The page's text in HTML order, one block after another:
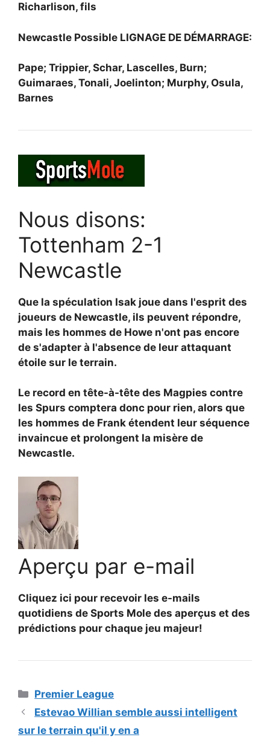
Richarlison, fils
Newcastle Possible LIGNAGE DE DÉMARRAGE:
Pape; Trippier, Schar, Lascelles, Burn;
Guimaraes, Tonali, Joelinton; Murphy, Osula,
Barnes
Nous disons:
Tottenham 2-1
Newcastle
Que la spéculation Isak joue dans l'esprit des
joueurs de Newcastle, ils peuvent répondre,
mais les hommes de Howe n'ont pas encore
de s'adapter à l'absence de leur attaquant
étoile sur le terrain.
Le record en tête-à-tête des Magpies contre
les Spurs comptera donc pour rien, alors que
les hommes de Frank étendent leur séquence
invaincue et prolongent la misère de
Newcastle.
Aperçu par e-mail
Cliquez ici pour recevoir les e-mails
quotidiens de Sports Mole des aperçus et des
prédictions pour chaque jeu majeur!
Catégories
Premier League
Estevao Willian semble aussi intelligent
sur le terrain qu'il y en a